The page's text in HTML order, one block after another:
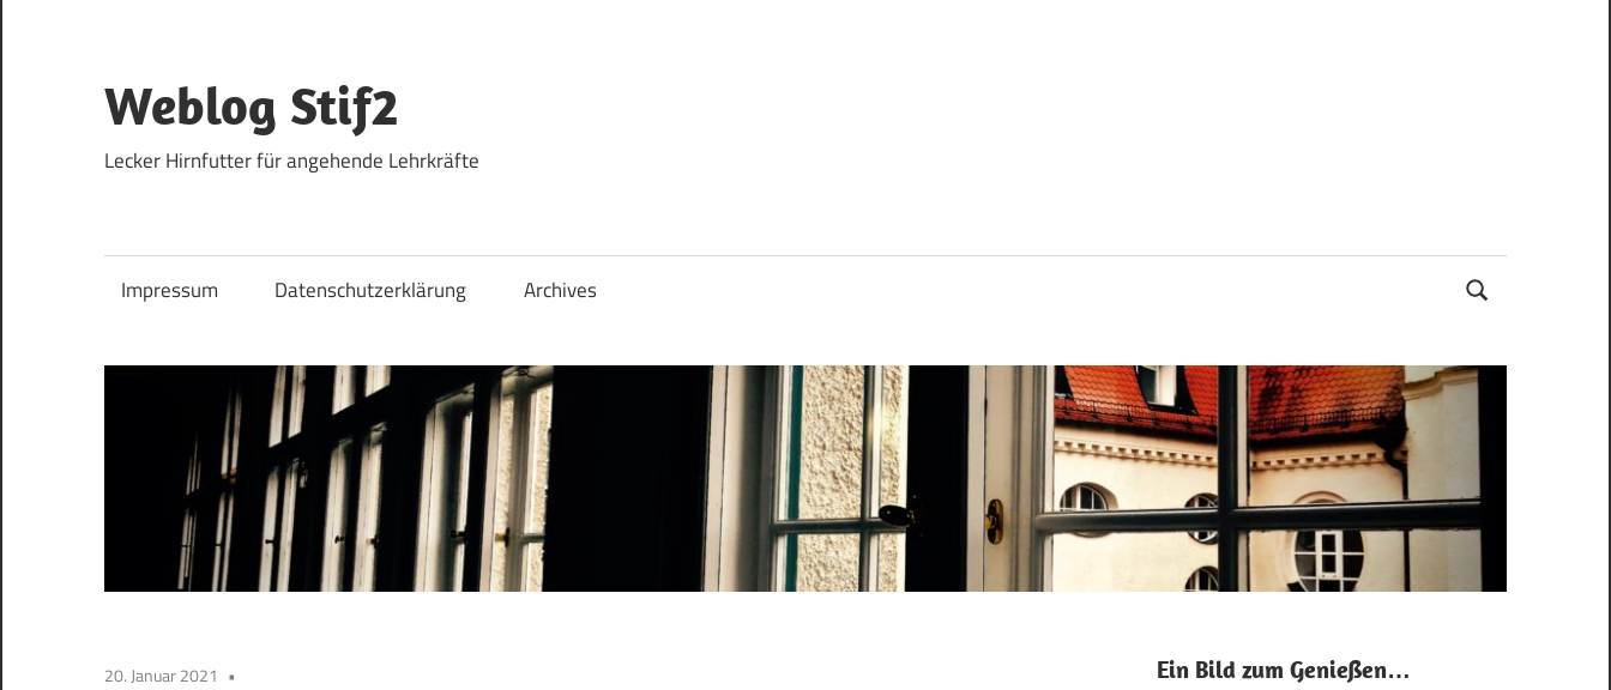
springen
Weblog Stif2
Lecker Hirnfutter für angehende Lehrkräfte
Impressum Datenschutzerklärung Archives
20. Januar 2021 Ein Bild zum Genießen…